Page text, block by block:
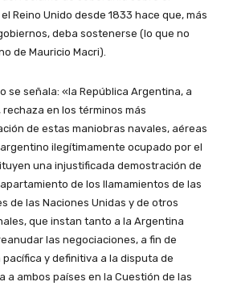
Reino Unido desde 1833 hace que, más
deba sostenerse (lo que no
de Mauricio Macri).
se señala: «la República Argentina, a
en los términos más
de estas maniobras navales, aéreas
ilegítimamente ocupado por el
una injustificada demostración de
de los llamamientos de las
de las Naciones Unidas y de otros
que instan tanto a la Argentina
las negociaciones, a fin de
y definitiva a la disputa de
a ambos países en la Cuestión de las